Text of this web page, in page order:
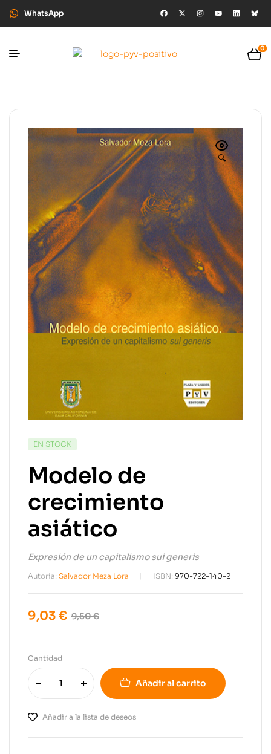
WhatsApp
0
🔍
EN STOCK
Modelo de
crecimiento
asiático
Expresión de un capitalismo sui generis
Autoría: Salvador Meza Lora ISBN: 970-722-140-2
9,50€
9,03 €
Cantidad
Añadir al carrito
Añadir a la lista de deseos